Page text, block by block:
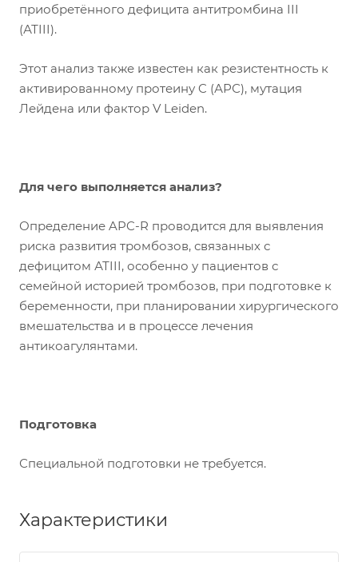
приобретённого дефицита антитромбина III
(АТIII).
Этот анализ также известен как резистентность к
активированному протеину C (АРС), мутация
Лейдена или фактор V Leiden.
Для чего выполняется анализ?
Определение APC-R проводится для выявления
риска развития тромбозов, связанных с
дефицитом АТIII, особенно у пациентов с
семейной историей тромбозов, при подготовке к
беременности, при планировании хирургического
вмешательства и в процессе лечения
антикоагулянтами.
Подготовка
Специальной подготовки не требуется.
Характеристики